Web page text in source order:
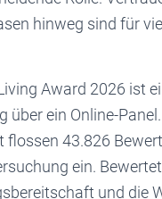
hinweg sind für
Award 2026 ist
über ein Online-
43.826
ein.
und die